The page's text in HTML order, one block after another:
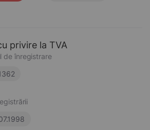
privire la TVA
de înregistrare